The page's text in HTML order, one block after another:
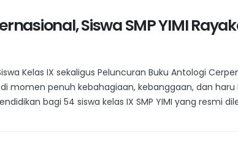
Siswa SMP YIMI
Kelas IX sekaligus Peluncuran Buku Antologi
momen penuh kebahagiaan, kebanggaan, dan haru
bagi 54 siswa kelas IX SMP YIMI yang resmi